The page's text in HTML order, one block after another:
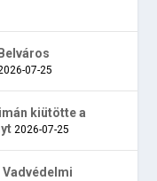
07-25
kiütötte a
2026-07-25